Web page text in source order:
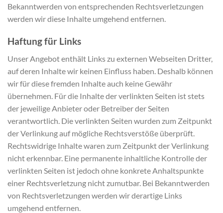
Bekanntwerden von entsprechenden Rechtsverletzungen
werden wir diese Inhalte umgehend entfernen.
Haftung für Links
Unser Angebot enthält Links zu externen Webseiten Dritter,
auf deren Inhalte wir keinen Einfluss haben. Deshalb können
wir für diese fremden Inhalte auch keine Gewähr
übernehmen. Für die Inhalte der verlinkten Seiten ist stets
der jeweilige Anbieter oder Betreiber der Seiten
verantwortlich. Die verlinkten Seiten wurden zum Zeitpunkt
der Verlinkung auf mögliche Rechtsverstöße überprüft.
Rechtswidrige Inhalte waren zum Zeitpunkt der Verlinkung
nicht erkennbar. Eine permanente inhaltliche Kontrolle der
verlinkten Seiten ist jedoch ohne konkrete Anhaltspunkte
einer Rechtsverletzung nicht zumutbar. Bei Bekanntwerden
von Rechtsverletzungen werden wir derartige Links
umgehend entfernen.